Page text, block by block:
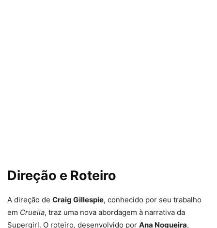
Direção e Roteiro
A direção de Craig Gillespie, conhecido por seu trabalho
em Cruella, traz uma nova abordagem à narrativa da
Supergirl. O roteiro, desenvolvido por Ana Nogueira,